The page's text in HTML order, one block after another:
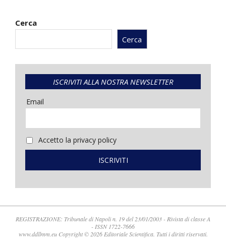
Cerca
Cerca
ISCRIVITI ALLA NOSTRA NEWSLETTER
Email
Accetto la privacy policy
REGISTRAZIONE: Tribunale di Napoli n. 19 del 23/01/2003 - Rivista di classe A
- ISSN 1722-7666
www.ddllmm.eu Copyright © 2026 Editoriale Scientifica. Tutti i diritti riservati.